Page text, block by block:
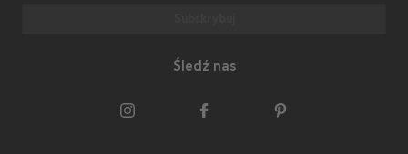
Śledź nas